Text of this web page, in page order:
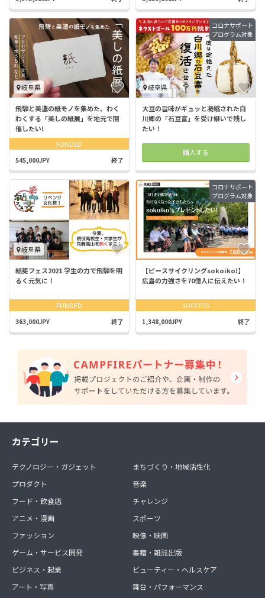
岐阜県
飛騨と美濃の紙モノを集めた、わく
わくする「美しの紙展」を地元で開
催したい!
FUNDED
545,000JPY 終了
コロナサポート
プログラム対象
岐阜県
大豆の旨味がギュッと凝縮された白
川郷の「石豆富」を受け継いで残し
たい！
購入する
岐阜県
結斐フェス2021 学生の力で飛騨を明
るく元気に！
FUNDED
363,000JPY 終了
コロナサポート
プログラム対象
【ピースサイクリングsokoiko!】
広島の力強さを70億人に伝えたい！
SUCCESS
1,348,000JPY 終了
カテゴリー
テクノロジー・ガジェット
プロダクト
フード・飲食店
アニメ・漫画
ファッション
ゲーム・サービス開発
ビジネス・起業
アート・写真
まちづくり・地域活性化
音楽
チャレンジ
スポーツ
映像・映画
書籍・雑誌出版
ビューティー・ヘルスケア
舞台・パフォーマンス